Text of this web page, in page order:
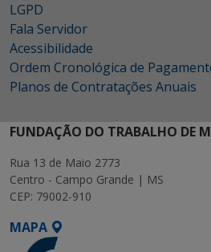
LGPD
Fala Servidor
Acessibilidade
Ordem Cronológica de
Planos de Contratações Anuais
FUNDAÇÃO DO TRABALHO DE
Rua 13 de Maio 2773
Centro - Campo Grande | MS
CEP: 79002-910
MAPA